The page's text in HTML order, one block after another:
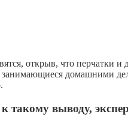
открыв, что перчатки и
домашними
такому выводу,